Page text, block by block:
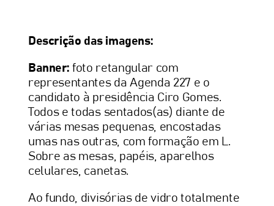
Descrição das imagens:
Banner: foto retangular com
representantes da Agenda 227 e o
candidato à presidência Ciro Gomes.
Todos e todas sentados(as) diante de
várias mesas pequenas, encostadas
umas nas outras, com formação em L.
Sobre as mesas, papéis, aparelhos
celulares, canetas.
Ao fundo, divisórias de vidro totalmente